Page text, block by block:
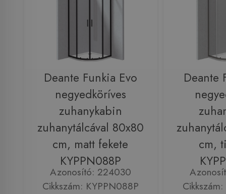
Deante Funkia Evo
negyedköríves
zuhanykabin
zuhanytálcával 80x80
cm, matt fekete
KYPPN088P
Azonosító: 224030
Cikkszám: KYPPN088P
Deante
cm,